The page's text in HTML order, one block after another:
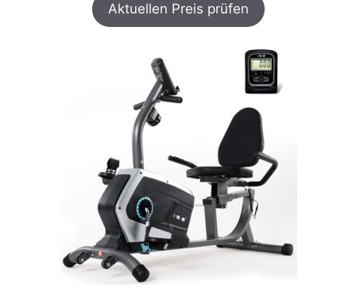
Aktuellen Preis prüfen